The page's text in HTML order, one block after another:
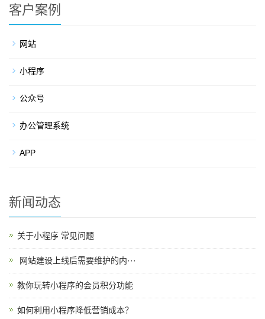
客户案例
网站
小程序
公众号
办公管理系统
APP
新闻动态
关于小程序 常见问题
​ 网站建设上线后需要维护的内···
教你玩转小程序的会员积分功能
如何利用小程序降低营销成本？